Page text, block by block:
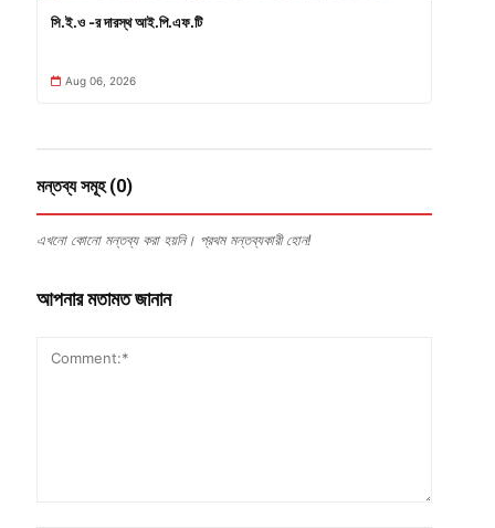
সি.ই.ও -র দারস্থ আই.পি.এফ.টি
Aug 06, 2026
মন্তব্য সমূহ (0)
এখনো কোনো মন্তব্য করা হয়নি। প্রথম মন্তব্যকারী হোন!
আপনার মতামত জানান